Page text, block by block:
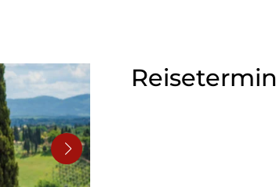
Reisetermin